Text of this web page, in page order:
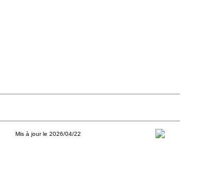
Mis à jour le 2026/04/22